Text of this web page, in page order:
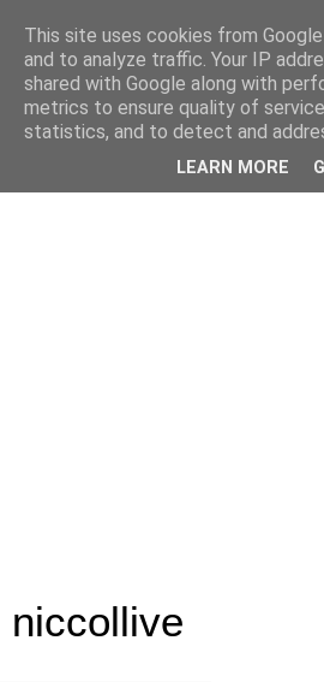
niccollive
This site uses cookies from
and to analyze traffic. Your IP
shared with Google along with
metrics to ensure quality of
statistics, and to detect and
LEARN MORE